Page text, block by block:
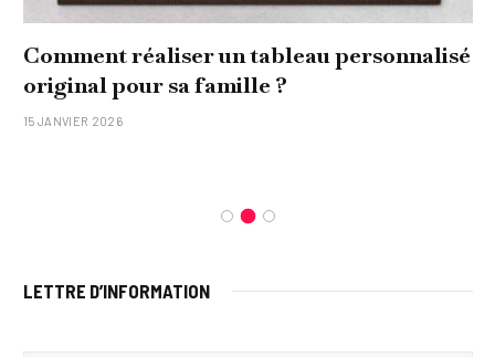
Quel soin adopter pour une
et lumineuse
LETTRE D’INFORMATION